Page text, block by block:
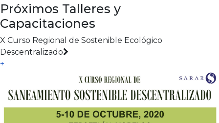
Próximos Talleres y
Capacitaciones
X Curso Regional de Sostenible Ecológico
Descentralizado
+